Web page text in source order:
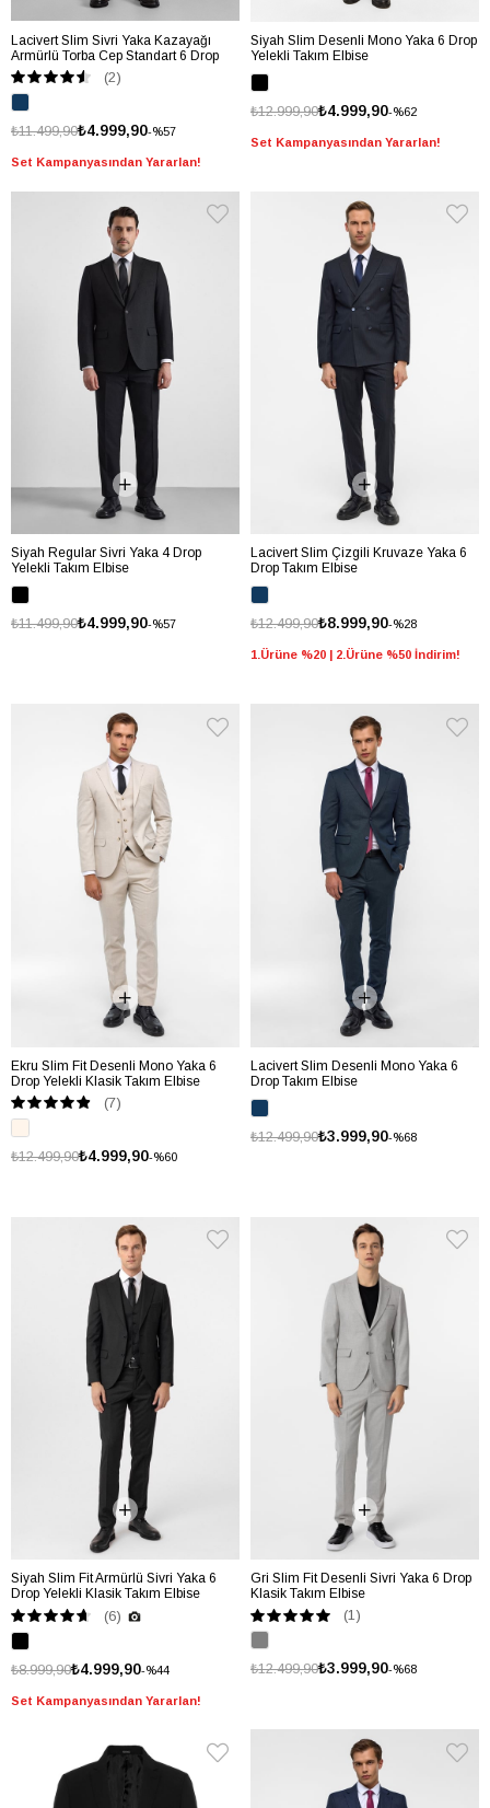
Lacivert Slim Sivri Yaka Kazayağı
Armürlü Torba Cep Standart 6 Drop
Takım Elbise
(2)
%57
₺4.999,90
₺11.499,90
Set Kampanyasından Yararlan!
Siyah Slim Desenli Mono Yaka 6 Drop
Yelekli Takım Elbise
%62
₺4.999,90
₺12.999,90
Set Kampanyasından Yararlan!
Siyah Regular Sivri Yaka 4 Drop
Yelekli Takım Elbise
%57
₺4.999,90
₺11.499,90
Lacivert Slim Çizgili Kruvaze Yaka 6
Drop Takım Elbise
%28
₺8.999,90
₺12.499,90
1.Ürüne %20 | 2.Ürüne %50 İndirim!
Ekru Slim Fit Desenli Mono Yaka 6
Drop Yelekli Klasik Takım Elbise
(7)
%60
₺4.999,90
₺12.499,90
Lacivert Slim Desenli Mono Yaka 6
Drop Takım Elbise
%68
₺3.999,90
₺12.499,90
Siyah Slim Fit Armürlü Sivri Yaka 6
Drop Yelekli Klasik Takım Elbise
(6)
%44
₺4.999,90
₺8.999,90
Set Kampanyasından Yararlan!
Gri Slim Fit Desenli Sivri Yaka 6 Drop
Klasik Takım Elbise
(1)
%68
₺3.999,90
₺12.499,90